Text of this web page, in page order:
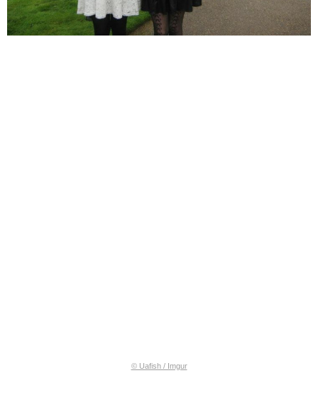
© Uafish / Imgur